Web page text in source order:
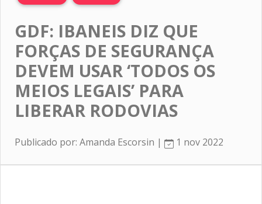
GDF: IBANEIS DIZ QUE
FORÇAS DE SEGURANÇA
DEVEM USAR ‘TODOS OS
MEIOS LEGAIS’ PARA
LIBERAR RODOVIAS
Publicado por: Amanda Escorsin | 1 nov 2022